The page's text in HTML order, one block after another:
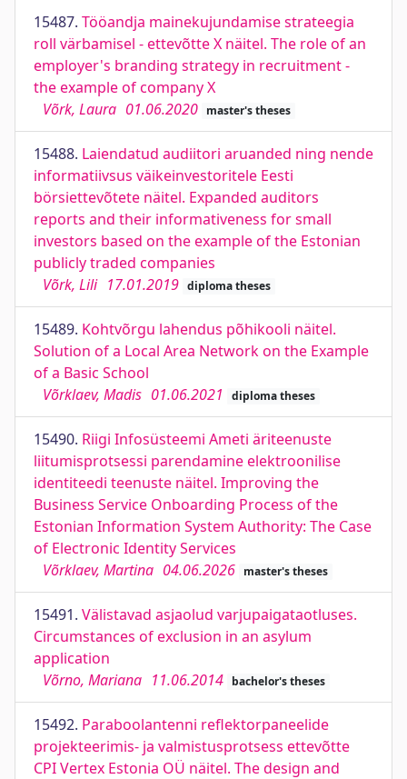
15487. Tööandja mainekujundamise strateegia
roll värbamisel - ettevõtte X näitel. The role of an
employer's branding strategy in recruitment -
the example of company X
Võrk, Laura 01.06.2020 master's theses
15488. Laiendatud audiitori aruanded ning nende
informatiivsus väikeinvestoritele Eesti
börsiettevõtete näitel. Expanded auditors
reports and their informativeness for small
investors based on the example of the Estonian
publicly traded companies
Võrk, Lili 17.01.2019 diploma theses
15489. Kohtvõrgu lahendus põhikooli näitel.
Solution of a Local Area Network on the Example
of a Basic School
Võrklaev, Madis 01.06.2021 diploma theses
15490. Riigi Infosüsteemi Ameti äriteenuste
liitumisprotsessi parendamine elektroonilise
identiteedi teenuste näitel. Improving the
Business Service Onboarding Process of the
Estonian Information System Authority: The Case
of Electronic Identity Services
Võrklaev, Martina 04.06.2026 master's theses
15491. Välistavad asjaolud varjupaigataotluses.
Circumstances of exclusion in an asylum
application
Võrno, Mariana 11.06.2014 bachelor's theses
15492. Paraboolantenni reflektorpaneelide
projekteerimis- ja valmistusprotsess ettevõtte
CPI Vertex Estonia OÜ näitel. The design and